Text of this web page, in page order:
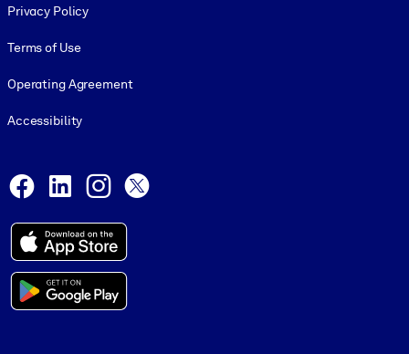
Privacy Policy
Terms of Use
Operating Agreement
Accessibility
Facebook
LinkedInInstagram